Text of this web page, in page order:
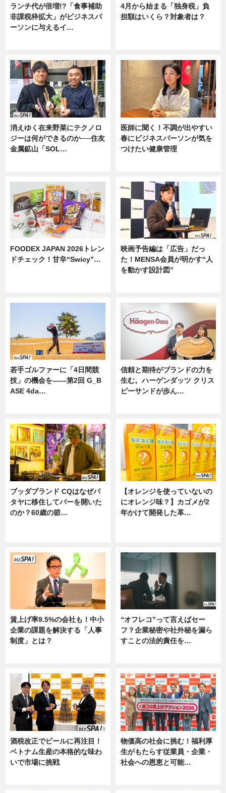
ランチ代が倍増!?「食事補助
非課税枠拡大」がビジネスパ
ーソンに与えるイ…
4月から始まる「独身税」負
担額はいくら？対象者は？
消えゆく在来野菜にテクノロ
ジーは何ができるのか──住友
金属鉱山「SOL…
医師に聞く！不調が出やすい
春にビジネスパーソンが気を
つけたい健康管理
FOODEX JAPAN 2026トレン
ドチェック！甘辛“Swicy”…
映画予告編は「広告」だっ
た！MENSA会員が明かす“人
を動かす設計図”
若手ゴルファーに「4日間競
技」の機会を——第2回 G_B
ASE 4da…
信頼と期待がブランドの力を
生む。ハーゲンダッツ クリス
ピーサンドが歩ん…
ブッダブランド CQはなぜパ
タヤに移住してバーを開いた
のか？60歳の節…
【オレンジを使っていないの
にオレンジ味？】カゴメが2
年かけて開発した革…
賃上げ率9.5%の会社も！中小
企業の課題を解決する「人事
制度」とは？
“オフレコ”って言えばセー
フ？企業秘密や社外秘を漏ら
すことの法的責任を…
酒税改正でビールに再注目！
ベトナム生産の本格的な味わ
いで市場に挑戦
物価高の社会に挑む！福利厚
生がもたらす従業員・企業・
社会への恩恵と可能…